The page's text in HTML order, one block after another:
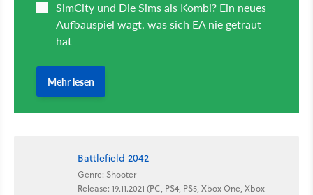
Battlefield 2042
Genre: Shooter
Release: 19.11.2021 (PC, PS4, PS5, Xbox One, Xbox